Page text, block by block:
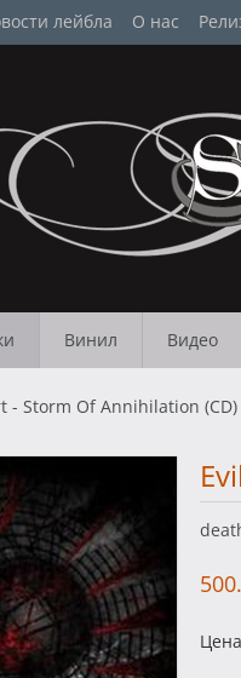
лейбла О нас
Винил Видео
- Storm Of Annihilation (CD)